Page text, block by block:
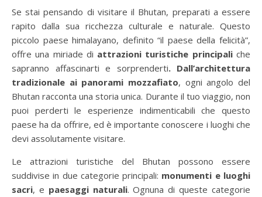
Se stai pensando di visitare il Bhutan, preparati a essere
rapito dalla sua ricchezza culturale e naturale. Questo
piccolo paese himalayano, definito “il paese della felicità”,
offre una miriade di attrazioni turistiche principaliche
sapranno affascinarti e sorprenderti. Dall’architettura
tradizionale ai panorami mozzafiato, ogni angolo del
Bhutan racconta una storia unica. Durante il tuo viaggio, non
puoi perderti le esperienze indimenticabili che questo
paese ha da offrire, ed è importante conoscere i luoghi che
devi assolutamente visitare.
Le attrazioni turistiche del Bhutan possono essere
suddivise in due categorie principali: monumenti e luoghi
sacri, e paesaggi naturali. Ognuna di queste categorie